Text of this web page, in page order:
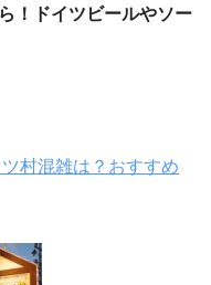
！
ドイツビールやソー
村混雑は？おすすめ